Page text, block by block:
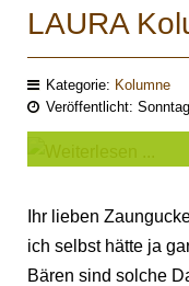
LAURA
Kategorie: Kolumne
Veröffentlicht:
Ihr lieben
ich selbst hätte ja
Bären sind solche